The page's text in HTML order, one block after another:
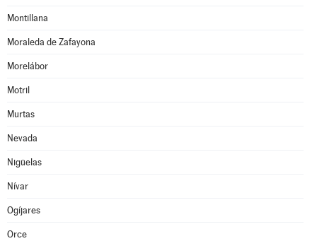
Montillana
Moraleda de Zafayona
Morelábor
Motril
Murtas
Nevada
Nigüelas
Nívar
Ogíjares
Orce